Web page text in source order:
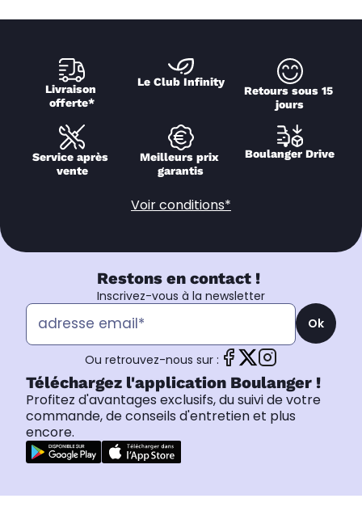
Livraison
offerte*
Le Club Infinity
Retours sous 15
jours
Service après
vente
Meilleurs prix
garantis
Boulanger Drive
Voir conditions*
Restons en contact !
Inscrivez-vous à la newsletter
Ok
Ou retrouvez-nous sur :
Téléchargez l'application Boulanger !
Profitez d'avantages exclusifs, du suivi de votre
commande, de conseils d'entretien et plus
encore.